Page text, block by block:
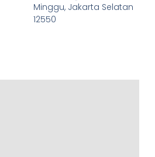
Minggu, Jakarta Selatan
12550